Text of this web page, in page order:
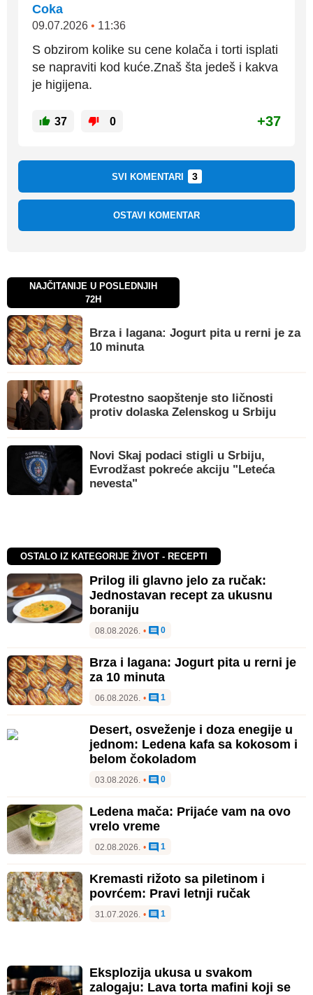
Coka
09.07.2026 • 11:36
S obzirom kolike su cene kolača i torti isplati
se napraviti kod kuće.Znaš šta jedeš i kakva
je higijena.
37 0 +37
SVI KOMENTARI 3
OSTAVI KOMENTAR
NAJČITANIJE U POSLEDNJIH
72H
Brza i lagana: Jogurt pita u rerni je za
10 minuta
Protestno saopštenje sto ličnosti
protiv dolaska Zelenskog u Srbiju
Novi Skaj podaci stigli u Srbiju,
Evrodžast pokreće akciju "Leteća
nevesta"
OSTALO IZ KATEGORIJE ŽIVOT - RECEPTI
Prilog ili glavno jelo za ručak:
Jednostavan recept za ukusnu
boraniju
08.08.2026. • 0
Brza i lagana: Jogurt pita u rerni je
za 10 minuta
06.08.2026. • 1
Desert, osveženje i doza enegije u
jednom: Ledena kafa sa kokosom i
belom čokoladom
03.08.2026. • 0
Ledena mača: Prijaće vam na ovo
vrelo vreme
02.08.2026. • 1
Kremasti rižoto sa piletinom i
povrćem: Pravi letnji ručak
31.07.2026. • 1
Eksplozija ukusa u svakom
zalogaju: Lava torta mafini koji se